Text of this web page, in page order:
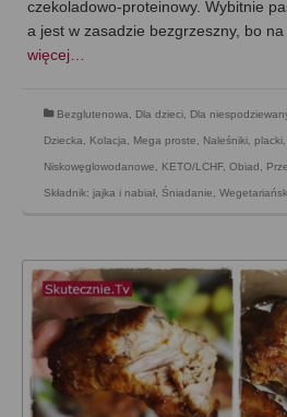
czekoladowo-proteinowy. Wybitnie
a jest w zasadzie bezgrzeszny, bo
więcej…
Bezglutenowa, Dla dzieci, Dla
Dziecka, Kolacja, Mega proste, Naleśniki,
Niskowęglowodanowe, KETO/LCHF, Obiad ,
Składnik: jajka i nabiał, Śniadanie,